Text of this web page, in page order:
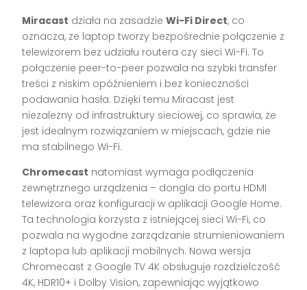
Miracast działa na zasadzieWi-Fi Direct, co
oznacza, że laptop tworzy bezpośrednie połączenie z
telewizorem bez udziału routera czy sieci Wi-Fi. To
połączenie peer-to-peer pozwala na szybki transfer
treści z niskim opóźnieniem i bez konieczności
podawania hasła. Dzięki temu Miracast jest
niezależny od infrastruktury sieciowej, co sprawia, że
jest idealnym rozwiązaniem w miejscach, gdzie nie
ma stabilnego Wi-Fi.
Chromecast natomiast wymaga podłączenia
zewnętrznego urządzenia – dongla do portu HDMI
telewizora oraz konfiguracji w aplikacji Google Home.
Ta technologia korzysta z istniejącej sieci Wi-Fi, co
pozwala na wygodne zarządzanie strumieniowaniem
z laptopa lub aplikacji mobilnych. Nowa wersja
Chromecast z Google TV 4K obsługuje rozdzielczość
4K, HDR10+ i Dolby Vision, zapewniając wyjątkowo